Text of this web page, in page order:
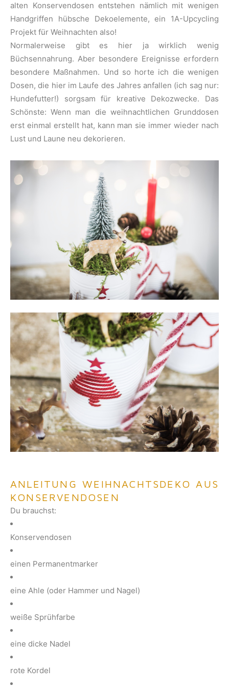
alten Konservendosen entstehen nämlich mit wenigen
Handgriffen hübsche Dekoelemente, ein 1A-Upcycling
Projekt für Weihnachten also!
Normalerweise gibt es hier ja wirklich wenig
Büchsennahrung. Aber besondere Ereignisse erfordern
besondere Maßnahmen. Und so horte ich die wenigen
Dosen, die hier im Laufe des Jahres anfallen (ich sag nur:
Hundefutter!) sorgsam für kreative Dekozwecke. Das
Schönste: Wenn man die weihnachtlichen Grunddosen
erst einmal erstellt hat, kann man sie immer wieder nach
Lust und Laune neu dekorieren.
ANLEITUNG WEIHNACHTSDEKO AUS
KONSERVENDOSEN
Du brauchst:
Konservendosen
einen Permanentmarker
eine Ahle (oder Hammer und Nagel)
weiße Sprühfarbe
eine dicke Nadel
rote Kordel